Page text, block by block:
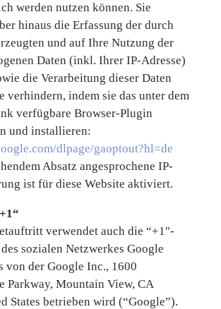
werden nutzen können. Sie
hinaus die Erfassung der durch
und auf Ihre Nutzung der
Daten (inkl. Ihrer IP-Adresse)
die Verarbeitung dieser Daten
verhindern, indem sie das unter dem
verfügbare Browser-Plugin
und installieren:
dlpage/gaoptout?hl=de
Absatz angesprochene IP-
ist für diese Website aktiviert.
verwendet auch die “+1″-
sozialen Netzwerkes Google
von der Google Inc., 1600
Parkway, Mountain View, CA
States betrieben wird (“Google”).